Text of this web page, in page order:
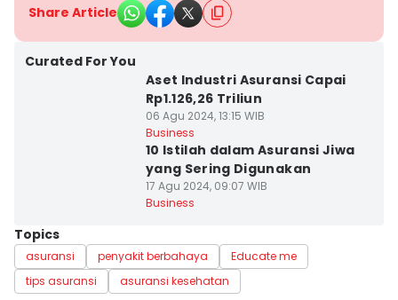
Share Article
Curated For You
Aset Industri Asuransi Capai
Rp1.126,26 Triliun
06 Agu 2024, 13:15 WIB
Business
10 Istilah dalam Asuransi Jiwa
yang Sering Digunakan
17 Agu 2024, 09:07 WIB
Business
Topics
asuransi penyakit berbahaya
Educate me
tips asuransi
asuransi kesehatan